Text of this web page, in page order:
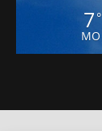
7 °
MO